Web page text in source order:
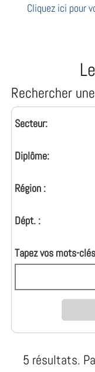
Cliquez ici pour
Rechercher
Secteur:
Diplôme:
Région :
Dépt. :
Tapez vos mots-
5 résultats.